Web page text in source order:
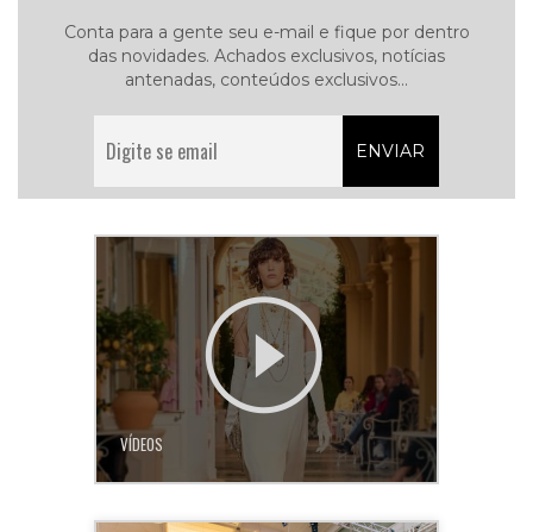
Conta para a gente seu e-mail e fique por dentro
das novidades. Achados exclusivos, notícias
antenadas, conteúdos exclusivos...
VÍDEOS